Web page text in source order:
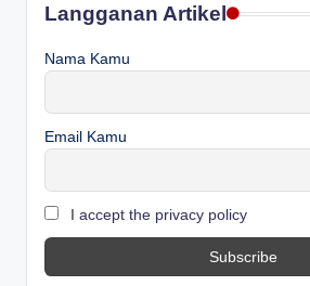
Langganan Artikel
Nama Kamu
Email Kamu
I accept the privacy policy